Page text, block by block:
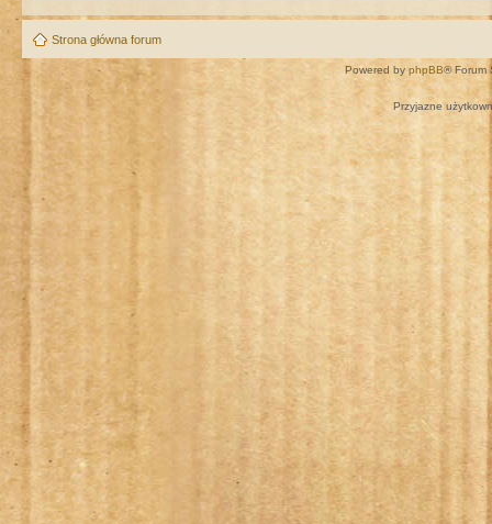
Strona główna forum
Powered by phpBB® Forum
Przyjazne